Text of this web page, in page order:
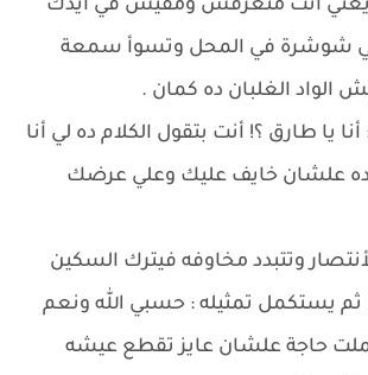
أنت متعرفش ومفيش في ايدك
شوشرة في المحل وتسوأ سمعة
الواد الغلبان ده كمان .
يا طارق ؟! أنت بتقول الكلام ده لي أنا
علشان خايف عليك وعلي عرضك
وتتبدد مخاوفه فيترك السكين
يستكمل تمثيله : حسبي الله ونعم
عملت حاجة علشان عايز تقطع عيشه